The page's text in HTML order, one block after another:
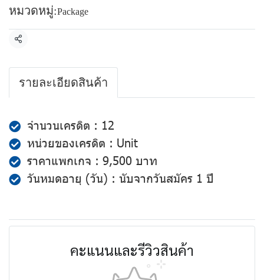
หมวดหมู่:Package
แชร์
รายละเอียดสินค้า
จำนวนเครดิต : 12
หน่วยของเครดิต : Unit
ราคาแพกเกจ : 9,500 บาท
วันหมดอายุ (วัน) : นับจากวันสมัคร 1 ปี
คะแนนและรีวิวสินค้า